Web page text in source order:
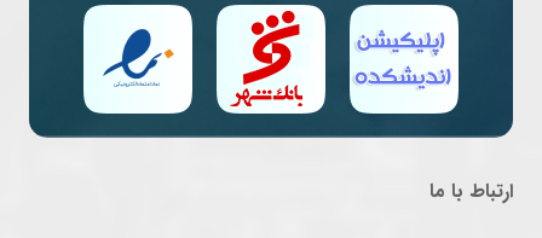
ارتباط با ما